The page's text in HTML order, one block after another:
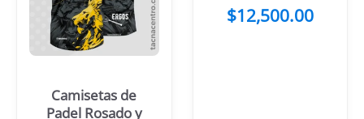
Camisetas de
Padel Rosado y
$12,500.00